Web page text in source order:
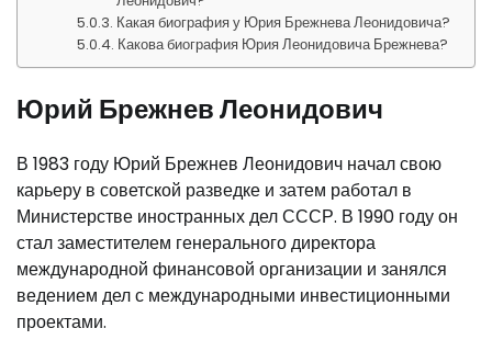
Какая биография у Юрия Брежнева Леонидовича?
Какова биография Юрия Леонидовича Брежнева?
Юрий Брежнев Леонидович
В 1983 году Юрий Брежнев Леонидович начал свою
карьеру в советской разведке и затем работал в
Министерстве иностранных дел СССР. В 1990 году он
стал заместителем генерального директора
международной финансовой организации и занялся
ведением дел с международными инвестиционными
проектами.